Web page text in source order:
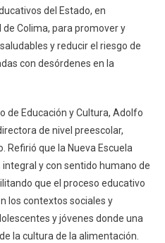
Centros
De
del Estado, en
Colima, para promover y
y reducir el riesgo de
con desórdenes en la
de Educación y Cultura, Adolfo
de nivel preescolar,
Refirió que la Nueva Escuela
y con sentido humano de
que el proceso educativo
los contextos sociales y
y jóvenes donde una
la cultura de la alimentación.